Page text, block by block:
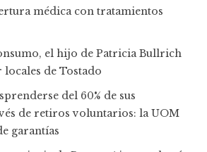
médica con tratamientos
el hijo de Patricia Bullrich
de Tostado
del 60% de sus
de retiros voluntarios: la UOM
garantías